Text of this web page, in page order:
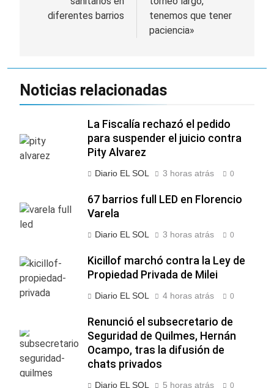
entradas
diferentes barrios
tenemos que tener
paciencia»
Noticias relacionadas
La Fiscalía rechazó el pedido
para suspender el juicio contra
Pity Alvarez
Diario EL SOL 3 horas atrás 0
67 barrios full LED en Florencio
Varela
Diario EL SOL 3 horas atrás 0
Kicillof marchó contra la Ley de
Propiedad Privada de Milei
Diario EL SOL 4 horas atrás 0
Renunció el subsecretario de
Seguridad de Quilmes, Hernán
Ocampo, tras la difusión de
chats privados
Diario EL SOL 5 horas atrás 0